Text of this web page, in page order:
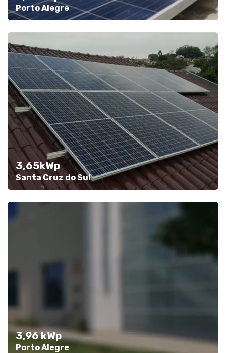
Porto Alegre
3,65kWp
Santa Cruz do Sul
3,96 kWp
Porto Alegre